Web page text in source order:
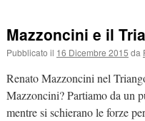
Mazzoncini e il
Pubblicato il 16 Dicembre 2015 da
Renato Mazzoncini nel
Mazzoncini? Partiamo da un
mentre si schierano le forze